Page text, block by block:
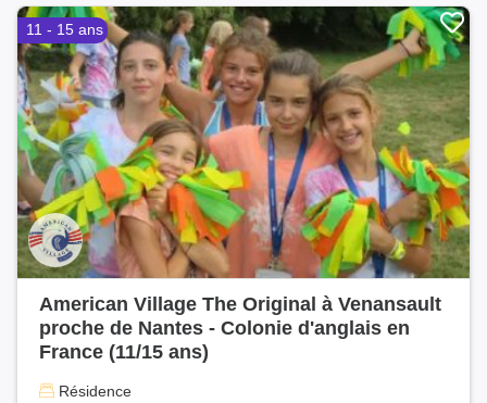
11 - 15 ans
American Village The Original à Venansault
proche de Nantes - Colonie d'anglais en
France (11/15 ans)
Résidence